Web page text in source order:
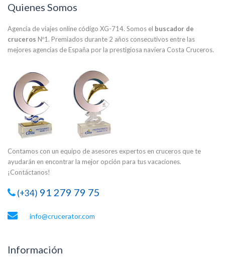
Quienes Somos
Agencia de viajes online código XG-714. Somos el buscador de
cruceros Nº1. Premiados durante 2 años consecutivos entre las
mejores agencias de España por la prestigiosa naviera Costa Cruceros.
Contamos con un equipo de asesores expertos en cruceros que te
ayudarán en encontrar la mejor opción para tus vacaciones.
¡Contáctanos!
(+34) 91 279 79 75
info@crucerator.com
Información